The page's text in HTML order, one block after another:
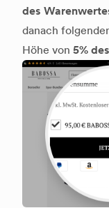
des
danach
Höhe von 5%